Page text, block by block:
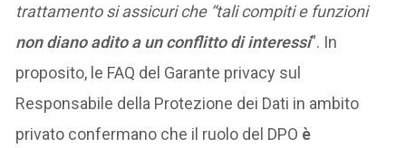
trattamento si assicuri che “tali compiti e funzioni
non diano adito a un conflitto di interessi”. In
proposito, le FAQ del Garante privacy sul
Responsabile della Protezione dei Dati in ambito
privato confermano che il ruolo del DPO è